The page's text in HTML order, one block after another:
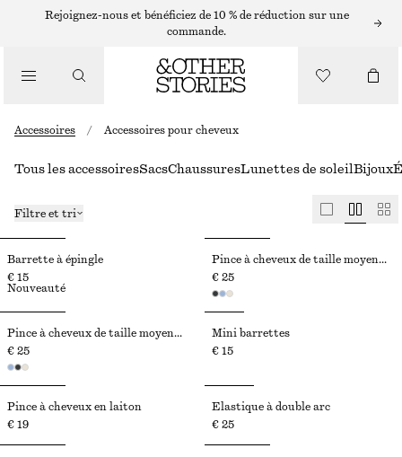
Rejoignez-nous et bénéficiez de 10 % de réduction sur une
commande.
Accessoires / Accessoires pour cheveux
Tous les accessoiresSacsChaussuresLunettes de soleilBijoux
Filtre et tri
Barrette à épingle
€ 15
Nouveauté
Pince à cheveux de taille moyenne
€ 25
Pince à cheveux de taille moyenne
€ 25
Mini barrettes
€ 15
Pince à cheveux en laiton
€ 19
Élastique à double arc
€ 25